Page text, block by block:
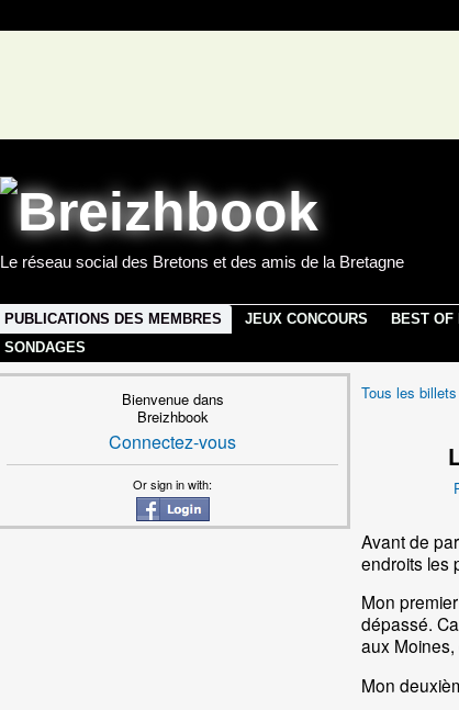
Le réseau social des Bretons et des amis de la Bretagne
PUBLICATIONS DES MEMBRES JEUX CONCOURS BEST OF
SONDAGES
Bienvenue dans
Breizhbook
Connectez-vous
Or sign in with:
Tous les billets
Avant de
endroits les
Mon
dépassé.
aux
Mon